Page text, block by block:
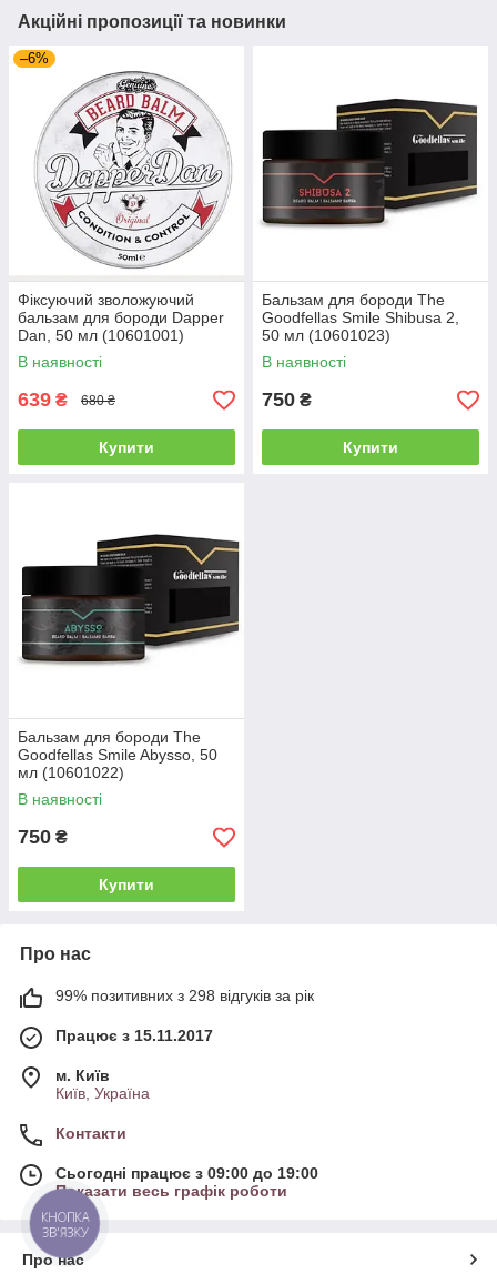
Акційні пропозиції та новинки
–6%
Фіксуючий зволожуючий
бальзам для бороди Dapper
Dan, 50 мл (10601001)
В наявності
639 ₴ 680 ₴
Купити
Бальзам для бороди The
Goodfellas Smile Shibusa 2,
50 мл (10601023)
В наявності
750 ₴
Купити
Бальзам для бороди The
Goodfellas Smile Abysso, 50
мл (10601022)
В наявності
750 ₴
Купити
Про нас
99% позитивних з 298 відгуків за рік
Працює з 15.11.2017
м. Київ
Київ, Україна
Контакти
Сьогодні працює з 09:00 до 19:00
Показати весь графік роботи
Про нас
КНОПКА
ЗВ'ЯЗКУ